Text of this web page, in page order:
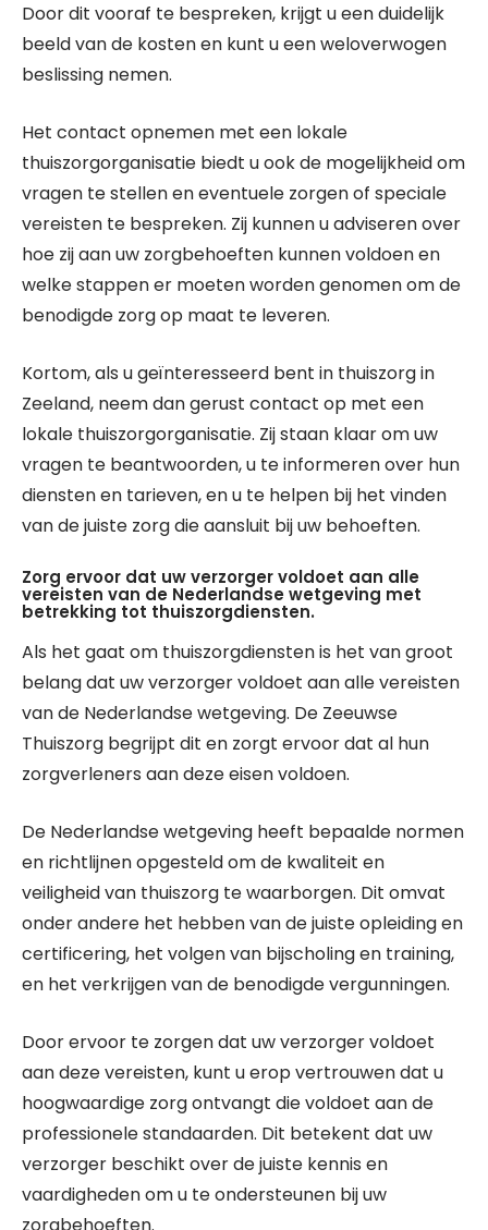
Door dit vooraf te bespreken, krijgt u een duidelijk
beeld van de kosten en kunt u een weloverwogen
beslissing nemen.
Het contact opnemen met een lokale
thuiszorgorganisatie biedt u ook de mogelijkheid om
vragen te stellen en eventuele zorgen of speciale
vereisten te bespreken. Zij kunnen u adviseren over
hoe zij aan uw zorgbehoeften kunnen voldoen en
welke stappen er moeten worden genomen om de
benodigde zorg op maat te leveren.
Kortom, als u geïnteresseerd bent in thuiszorg in
Zeeland, neem dan gerust contact op met een
lokale thuiszorgorganisatie. Zij staan klaar om uw
vragen te beantwoorden, u te informeren over hun
diensten en tarieven, en u te helpen bij het vinden
van de juiste zorg die aansluit bij uw behoeften.
Zorg ervoor dat uw verzorger voldoet aan alle
vereisten van de Nederlandse wetgeving met
betrekking tot thuiszorgdiensten.
Als het gaat om thuiszorgdiensten is het van groot
belang dat uw verzorger voldoet aan alle vereisten
van de Nederlandse wetgeving. De Zeeuwse
Thuiszorg begrijpt dit en zorgt ervoor dat al hun
zorgverleners aan deze eisen voldoen.
De Nederlandse wetgeving heeft bepaalde normen
en richtlijnen opgesteld om de kwaliteit en
veiligheid van thuiszorg te waarborgen. Dit omvat
onder andere het hebben van de juiste opleiding en
certificering, het volgen van bijscholing en training,
en het verkrijgen van de benodigde vergunningen.
Door ervoor te zorgen dat uw verzorger voldoet
aan deze vereisten, kunt u erop vertrouwen dat u
hoogwaardige zorg ontvangt die voldoet aan de
professionele standaarden. Dit betekent dat uw
verzorger beschikt over de juiste kennis en
vaardigheden om u te ondersteunen bij uw